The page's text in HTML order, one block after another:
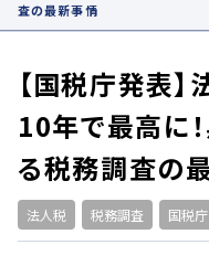
査の最新事情
【国税庁発表
10年で最高に
る税務調査の
法人税 税務調査 国税庁